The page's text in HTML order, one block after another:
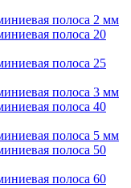
полоса 2 мм
полоса 20
полоса 25
полоса 3 мм
полоса 40
полоса 5 мм
полоса 50
полоса 60